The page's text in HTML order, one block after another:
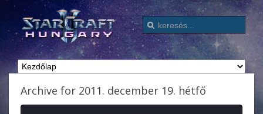
Archive for 2011. december 19. hétfő